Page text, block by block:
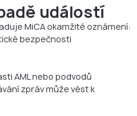
událostí
MiCA okamžité oznámení:
bezpečnosti
AML nebo podvodů
zpráv může vést k